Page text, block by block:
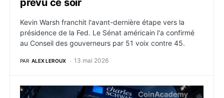
prévu ce soir
Kevin Warsh franchit l'avant-dernière étape vers la
présidence de la Fed. Le Sénat américain l'a confirmé
au Conseil des gouverneurs par 51 voix contre 45.
PAR ALEX LEROUX 13 mai 2026
Charles Schwab lance le trading spot de Bitcoin et